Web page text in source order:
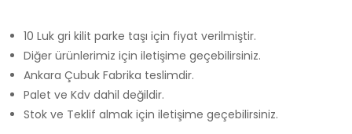
10 Luk gri kilit parke taşı için fiyat verilmiştir.
Diğer ürünlerimiz için iletişime geçebilirsiniz.
Ankara Çubuk Fabrika teslimdir.
Palet ve Kdv dahil değildir.
Stok ve Teklif almak için iletişime geçebilirsiniz.